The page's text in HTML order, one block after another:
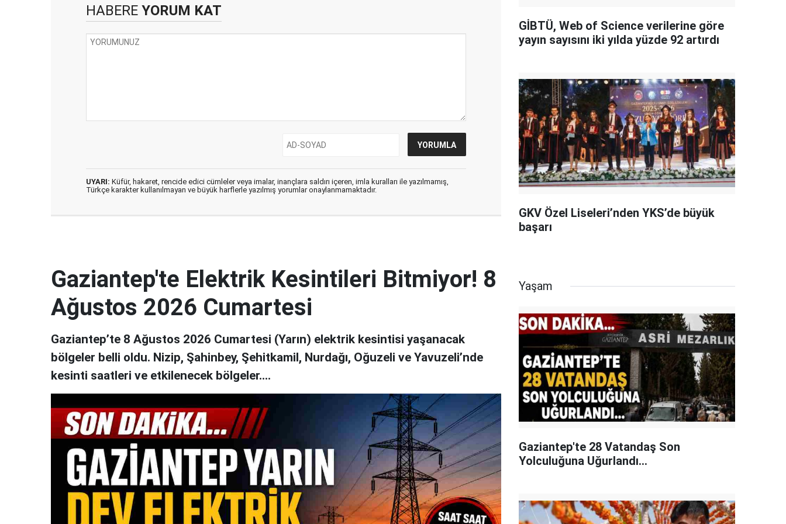
HABERE YORUM KAT
UYARI: Küfür, hakaret, rencide edici cümleler veya imalar, inançlara saldırı içeren, imla kuralları ile yazılmamış,
Türkçe karakter kullanılmayan ve büyük harflerle yazılmış yorumlar onaylanmamaktadır.
GİBTÜ, Web of Science verilerine göre
yayın sayısını iki yılda yüzde 92 artırdı
GKV Özel Liseleri’nden YKS’de büyük
başarı
Gaziantep'te Elektrik Kesintileri Bitmiyor! 8
Ağustos 2026 Cumartesi
Gaziantep’te 8 Ağustos 2026 Cumartesi (Yarın) elektrik kesintisi yaşanacak
bölgeler belli oldu. Nizip, Şahinbey, Şehitkamil, Nurdağı, Oğuzeli ve Yavuzeli’nde
kesinti saatleri ve etkilenecek bölgeler....
Yaşam
Gaziantep'te 28 Vatandaş Son
Yolculuğuna Uğurlandı...